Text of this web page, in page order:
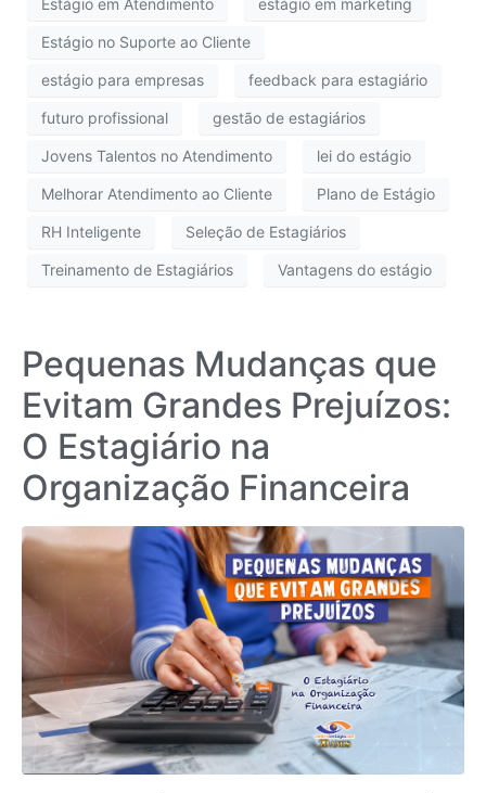
Estágio em Atendimento estágio em marketing
Estágio no Suporte ao Cliente
estágio para empresas feedback para estagiário
futuro profissional gestão de estagiários
Jovens Talentos no Atendimento lei do estágio
Melhorar Atendimento ao Cliente Plano de Estágio
RH Inteligente Seleção de Estagiários
Treinamento de Estagiários Vantagens do estágio
Pequenas Mudanças que
Evitam Grandes Prejuízos:
O Estagiário na
Organização Financeira